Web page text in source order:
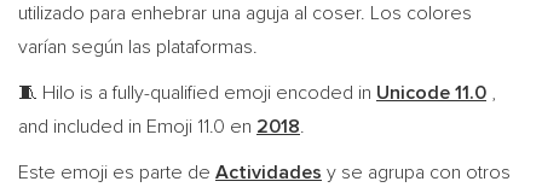
utilizado para enhebrar una aguja al coser. Los colores
varían según las plataformas.
🧵 Hilo is a fully-qualified emoji encoded in Unicode 11.0 ,
and included in Emoji 11.0 en 2018.
Este emoji es parte de Actividades y se agrupa con otros